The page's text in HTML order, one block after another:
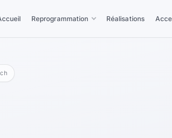
Reprogrammation Réalisations